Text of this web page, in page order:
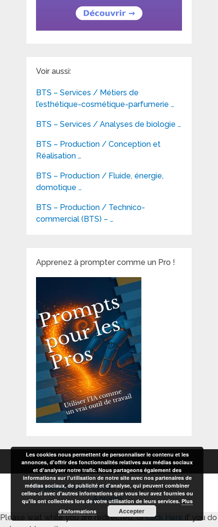
Voir aussi:
BTS – Services / Métiers de
l’esthétique-cosmétique-parfumerie …
BTS – Services / Analyses de biologie …
BTS – Production / Conception et
Réalisation …
BTS – Production / Fluide, énergie,
domotique …
BTS – Production / Technico-
commercial (BTS) – …
Apprenez à prompter comme un Pro !
FORMATION ET COURSCopyright © 2026.
A propos
Les cookies nous permettent de personnaliser le contenu et les
annonces, d'offrir des fonctionnalités relatives aux médias sociaux
et d'analyser notre trafic. Nous partageons également des
informations sur l'utilisation de notre site avec nos partenaires de
médias sociaux, de publicité et d'analyse, qui peuvent combiner
celles-ci avec d'autres informations que vous leur avez fournies ou
qu'ils ont collectées lors de votre utilisation de leurs services. Plus
d’informations
Accepter
Please wait while you are redirected...orClick Here if you do